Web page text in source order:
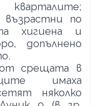
по
хигиена и
допълнено
срещата в
имаха
няколко